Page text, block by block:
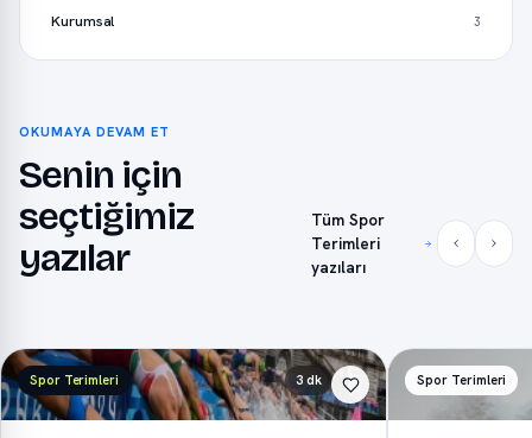
Kurumsal 3
OKUMAYA DEVAM ET
Senin için
seçtiğimiz
yazılar
Tüm Spor
Terimleri
yazıları
Spor Terimleri 3 dk Spor Terimleri